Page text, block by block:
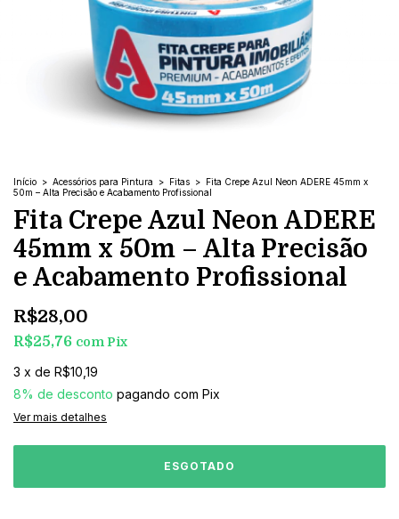
Início > Acessórios para Pintura > Fitas > Fita Crepe Azul Neon ADERE 45mm x
50m – Alta Precisão e Acabamento Profissional
Fita Crepe Azul Neon ADERE
45mm x 50m – Alta Precisão
e Acabamento Profissional
R$28,00
R$25,76 com Pix
3 x de R$10,19
8% de desconto pagando com Pix
Ver mais detalhes